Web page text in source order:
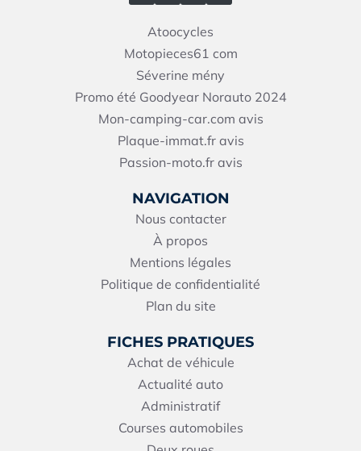
FICHES PRATIQUES
Achat de véhicule
Actualité auto
Administratif
Courses automobiles
NAVIGATION
Nous contacter
À propos
Mentions légales
Politique de confidentialité
Plan du site
Atoocycles
Motopieces61 com
Séverine mény
Promo été Goodyear Norauto 2024
Mon-camping-car.com avis
Plaque-immat.fr avis
Passion-moto.fr avis